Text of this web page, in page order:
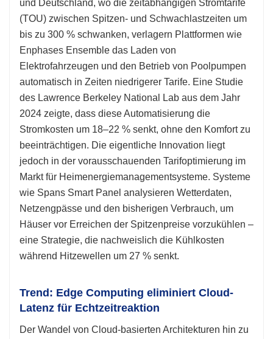
und Deutschland, wo die zeitabhängigen Stromtarife
(TOU) zwischen Spitzen- und Schwachlastzeiten um
bis zu 300 % schwanken, verlagern Plattformen wie
Enphases Ensemble das Laden von
Elektrofahrzeugen und den Betrieb von Poolpumpen
automatisch in Zeiten niedrigerer Tarife. Eine Studie
des Lawrence Berkeley National Lab aus dem Jahr
2024 zeigte, dass diese Automatisierung die
Stromkosten um 18–22 % senkt, ohne den Komfort zu
beeinträchtigen. Die eigentliche Innovation liegt
jedoch in der vorausschauenden Tarifoptimierung im
Markt für Heimenergiemanagementsysteme. Systeme
wie Spans Smart Panel analysieren Wetterdaten,
Netzengpässe und den bisherigen Verbrauch, um
Häuser vor Erreichen der Spitzenpreise vorzukühlen –
eine Strategie, die nachweislich die Kühlkosten
während Hitzewellen um 27 % senkt.
Trend: Edge Computing eliminiert Cloud-
Latenz für Echtzeitreaktion
Der Wandel von Cloud-basierten Architekturen hin zu